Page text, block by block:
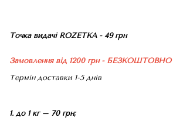
Точка видачі ROZETKA - 49 грн
Замовлення від 1200 грн - БЕЗКОШТОВНО
Термін доставки 1-5 днів
1. до 1 кг – 70 грн;